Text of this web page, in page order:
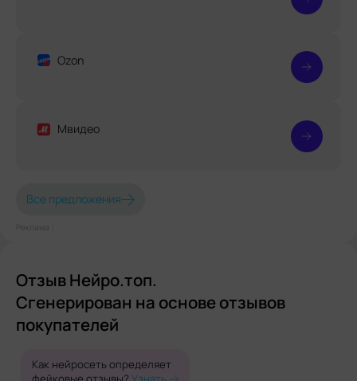
Ozon
Мвидео
Все предложения
Реклама⋮
Отзыв Нейро.топ.
Сгенерирован на основе отзывов
покупателей
Как нейросеть определяет